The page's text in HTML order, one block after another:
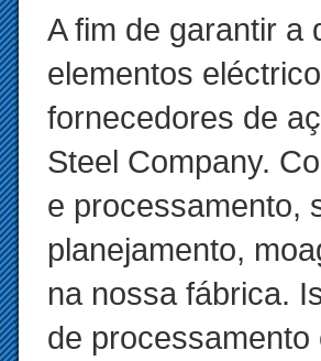
A fim de garantir a
elementos
fornecedores de
Steel Company.
e processamento,
planejamento,
na nossa fábrica.
de